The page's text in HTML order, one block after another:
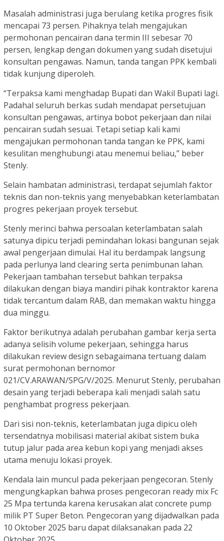
Masalah administrasi juga berulang ketika progres fisik
mencapai 73 persen. Pihaknya telah mengajukan
permohonan pencairan dana termin III sebesar 70
persen, lengkap dengan dokumen yang sudah disetujui
konsultan pengawas. Namun, tanda tangan PPK kembali
tidak kunjung diperoleh.
“Terpaksa kami menghadap Bupati dan Wakil Bupati lagi.
Padahal seluruh berkas sudah mendapat persetujuan
konsultan pengawas, artinya bobot pekerjaan dan nilai
pencairan sudah sesuai. Tetapi setiap kali kami
mengajukan permohonan tanda tangan ke PPK, kami
kesulitan menghubungi atau menemui beliau,” beber
Stenly.
Selain hambatan administrasi, terdapat sejumlah faktor
teknis dan non-teknis yang menyebabkan keterlambatan
progres pekerjaan proyek tersebut.
Stenly merinci bahwa persoalan keterlambatan salah
satunya dipicu terjadi pemindahan lokasi bangunan sejak
awal pengerjaan dimulai. Hal itu berdampak langsung
pada perlunya land clearing serta penimbunan lahan.
Pekerjaan tambahan tersebut bahkan terpaksa
dilakukan dengan biaya mandiri pihak kontraktor karena
tidak tercantum dalam RAB, dan memakan waktu hingga
dua minggu.
Faktor berikutnya adalah perubahan gambar kerja serta
adanya selisih volume pekerjaan, sehingga harus
dilakukan review design sebagaimana tertuang dalam
surat permohonan bernomor
021/CV.ARAWAN/SPG/V/2025. Menurut Stenly, perubahan
desain yang terjadi beberapa kali menjadi salah satu
penghambat progress pekerjaan.
Dari sisi non-teknis, keterlambatan juga dipicu oleh
tersendatnya mobilisasi material akibat sistem buka
tutup jalur pada area kebun kopi yang menjadi akses
utama menuju lokasi proyek.
Kendala lain muncul pada pekerjaan pengecoran. Stenly
mengungkapkan bahwa proses pengecoran ready mix Fc
25 Mpa tertunda karena kerusakan alat concrete pump
milik PT Super Beton. Pengecoran yang dijadwalkan pada
10 Oktober 2025 baru dapat dilaksanakan pada 22